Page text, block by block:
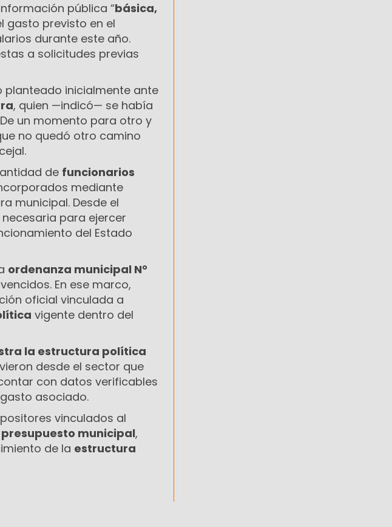
pública “básica,
gasto previsto en el
durante este año.
a solicitudes previas
planteado inicialmente ante
, quien —indicó— se había
un momento para otro y
no quedó otro camino
de funcionarios
mediante
municipal. Desde el
para ejercer
del Estado
ordenanza municipal N°
En ese marco,
oficial vinculada a
vigente dentro del
la estructura política
desde el sector que
con datos verificables
asociado.
vinculados al
presupuesto municipal,
de la estructura